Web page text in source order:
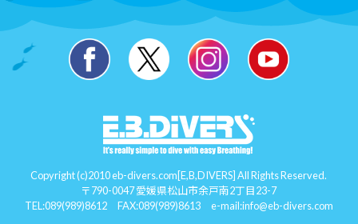
Copyright (c)2010 eb-divers.com[E,B,DIVERS] All Rights Reserved.
〒790-0047 愛媛県松山市余戸南2丁目23-7
TEL:089(989)8612FAX:089(989)8613 e-mail:info@eb-divers.com